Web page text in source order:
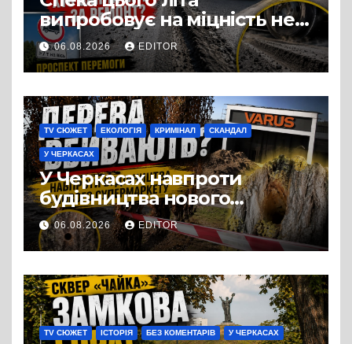
випробовує на міцність не
лише людей, а й дороги
Черкас
06.08.2026 EDITOR
TV СЮЖЕТ ЕКОЛОГІЯ КРИМІНАЛ СКАНДАЛ
У ЧЕРКАСАХ
У Черкасах навпроти
будівництва нового
супермаркету VARUS на
проспекті Перемоги всохли
дерева. І це навряд чи
можна назвати
випадковістю
06.08.2026 EDITOR
TV СЮЖЕТ ІСТОРІЯ БЕЗ КОМЕНТАРІВ У ЧЕРКАСАХ